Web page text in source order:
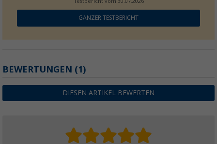
Testbericht vom 30.07.2026
GANZER TESTBERICHT
BEWERTUNGEN (1)
DIESEN ARTIKEL BEWERTEN